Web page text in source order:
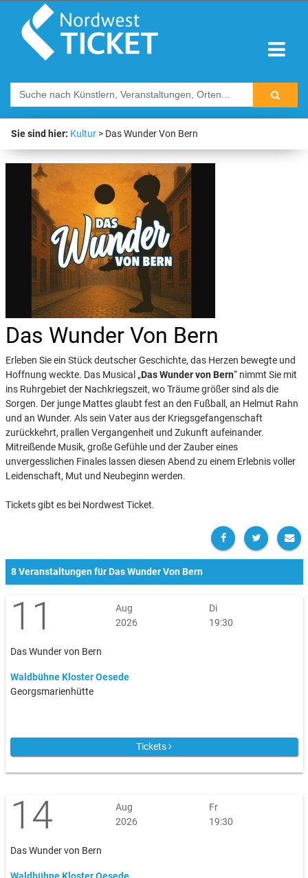
Sie sind hier: Kultur Das Wunder Von Bern
Das Wunder Von Bern
Erleben Sie ein Stück deutscher Geschichte, das Herzen bewegte und
Hoffnung weckte. Das Musical „Das Wunder von Bern“ nimmt Sie mit
ins Ruhrgebiet der Nachkriegszeit, wo Träume größer sind als die
Sorgen. Der junge Mattes glaubt fest an den Fußball, an Helmut Rahn
und an Wunder. Als sein Vater aus der Kriegsgefangenschaft
zurückkehrt, prallen Vergangenheit und Zukunft aufeinander.
Mitreißende Musik, große Gefühle und der Zauber eines
unvergesslichen Finales lassen diesen Abend zu einem Erlebnis voller
Leidenschaft, Mut und Neubeginn werden.
Tickets gibt es bei Nordwest Ticket.
8 Veranstaltungen für Das Wunder Von Bern
11
Aug
2026
Di
19:30
Das Wunder von Bern
Waldbühne Kloster Oesede
Georgsmarienhütte
Tickets
14
Aug
2026
Fr
19:30
Das Wunder von Bern